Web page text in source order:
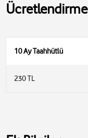
Ücretlendirme
10 Ay Taahhütlü
230 TL